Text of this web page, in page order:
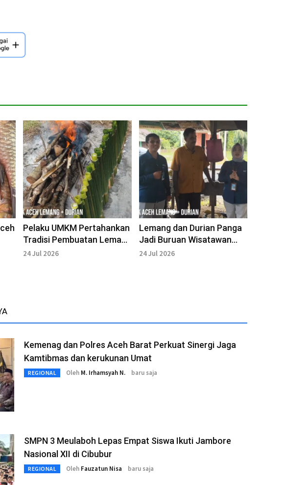
Pelaku UMKM Pertahankan
Tradisi Pembuatan Lemang
dengan Cara Tradisional
24 Jul 2026
Lemang dan Durian Panga
Jadi Buruan Wisatawan
saat Musim Durian
24 Jul 2026
Kemenag dan Polres Aceh Barat Perkuat Sinergi Jaga
Kamtibmas dan kerukunan Umat
REGIONAL Oleh M. Irhamsyah N. baru saja
SMPN 3 Meulaboh Lepas Empat Siswa Ikuti Jambore
Nasional XII di Cibubur
REGIONAL Oleh Fauzatun Nisa baru saja